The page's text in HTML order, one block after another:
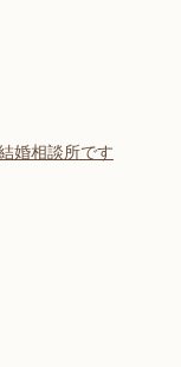
婚相談所です